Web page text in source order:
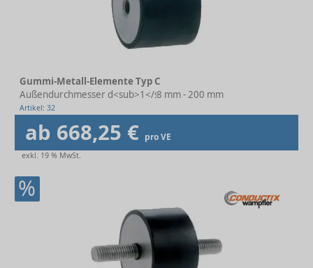
Gummi-Metall-Elemente Typ C
Außendurchmesser d<sub>1</sub>8 mm - 200 mm
Artikel: 32
ab 668,25 € pro VE
exkl. 19 % MwSt.
%